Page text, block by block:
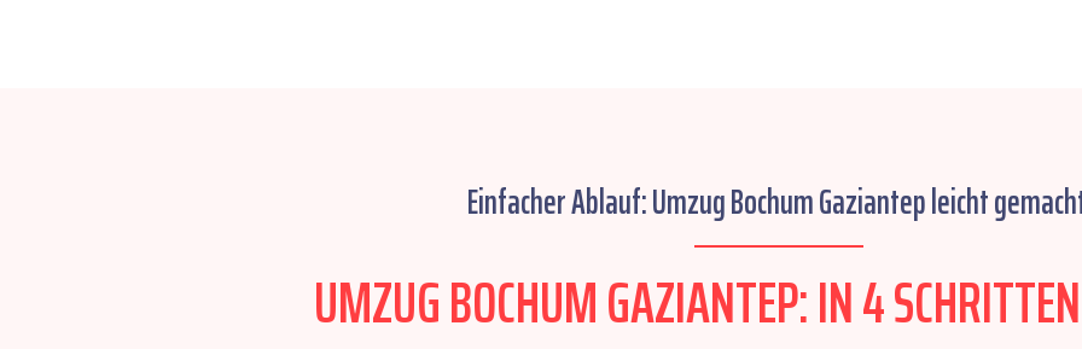
Einfacher Ablauf: Umzug Bochum Gaziantep leicht
UMZUG BOCHUM GAZIANTEP: IN 4